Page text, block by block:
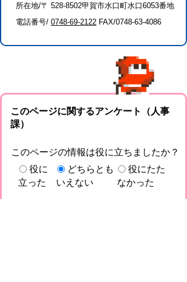
所在地/〒 528-8502甲賀市水口町水口6053番地
電話番号/ 0748-69-2122 FAX/0748-63-4086
このページに関するアンケート（人事
課）
このページの情報は役に立ちましたか？
役に
立った
どちらとも
いえない
役にたた
なかった